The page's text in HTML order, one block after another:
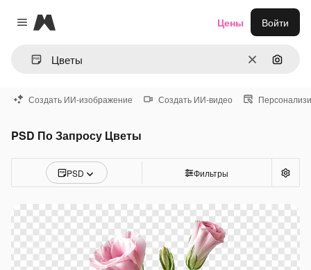
Close menu
Magnific
ОчиститьПоиск
Цены Войти
Создать ИИ-изображение Создать ИИ-видео
PSD По Запросу Цветы
PSD Фильтры